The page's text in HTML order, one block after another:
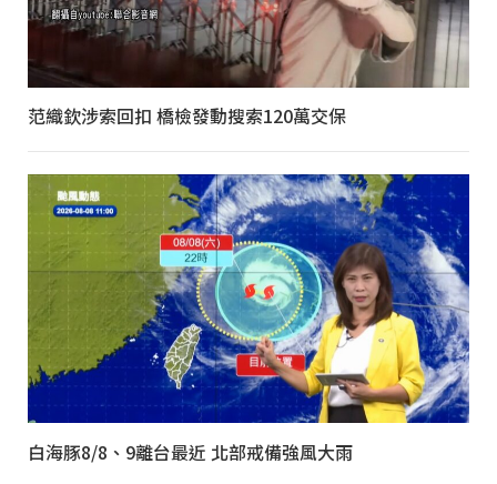
范織欽涉索回扣 橋檢發動搜索120萬交保
白海豚8/8、9離台最近 北部戒備強風大雨